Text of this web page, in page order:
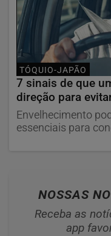
TÓQUIO-JAPÃO
7 sinais de que
direção para
Envelhecimento
essenciais para
NOSSAS
Receba as
app